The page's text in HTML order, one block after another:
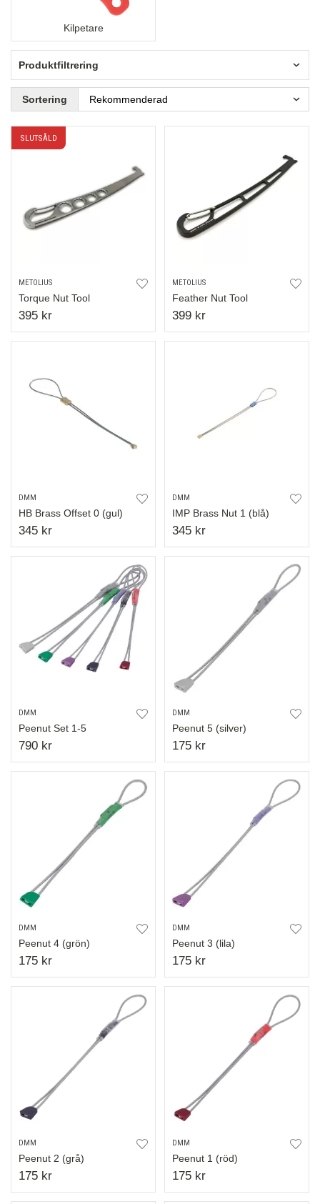
Kilpetare
Produktfiltrering
Sortering
SLUTSÅLD
METOLIUS
Torque Nut Tool
395 kr
METOLIUS
Feather Nut Tool
399 kr
DMM
HB Brass Offset 0 (gul)
345 kr
DMM
IMP Brass Nut 1 (blå)
345 kr
DMM
Peenut Set 1-5
790 kr
DMM
Peenut 5 (silver)
175 kr
DMM
Peenut 4 (grön)
175 kr
DMM
Peenut 3 (lila)
175 kr
DMM
Peenut 2 (grå)
175 kr
DMM
Peenut 1 (röd)
175 kr